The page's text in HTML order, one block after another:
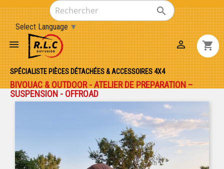

Select Language ▼
 shopping_cart

SPÉCIALISTE PIÈCES DÉTACHÉES & ACCESSOIRES 4X4
BIVOUAC & OUTDOOR - ATELIER DE PREPARATION –
SUSPENSION - OFFROAD